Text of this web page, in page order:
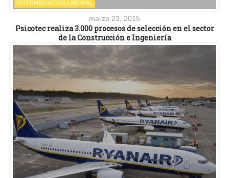
INTERMEDIACIÓN LABORAL
marzo 23, 2015
Psicotec realiza 3.000 procesos de selección en el sector
de la Construcción e Ingeniería